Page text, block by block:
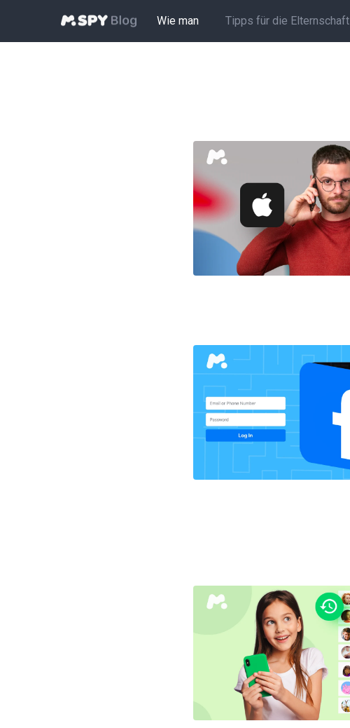
Wie man Tipps für die Elternschaft